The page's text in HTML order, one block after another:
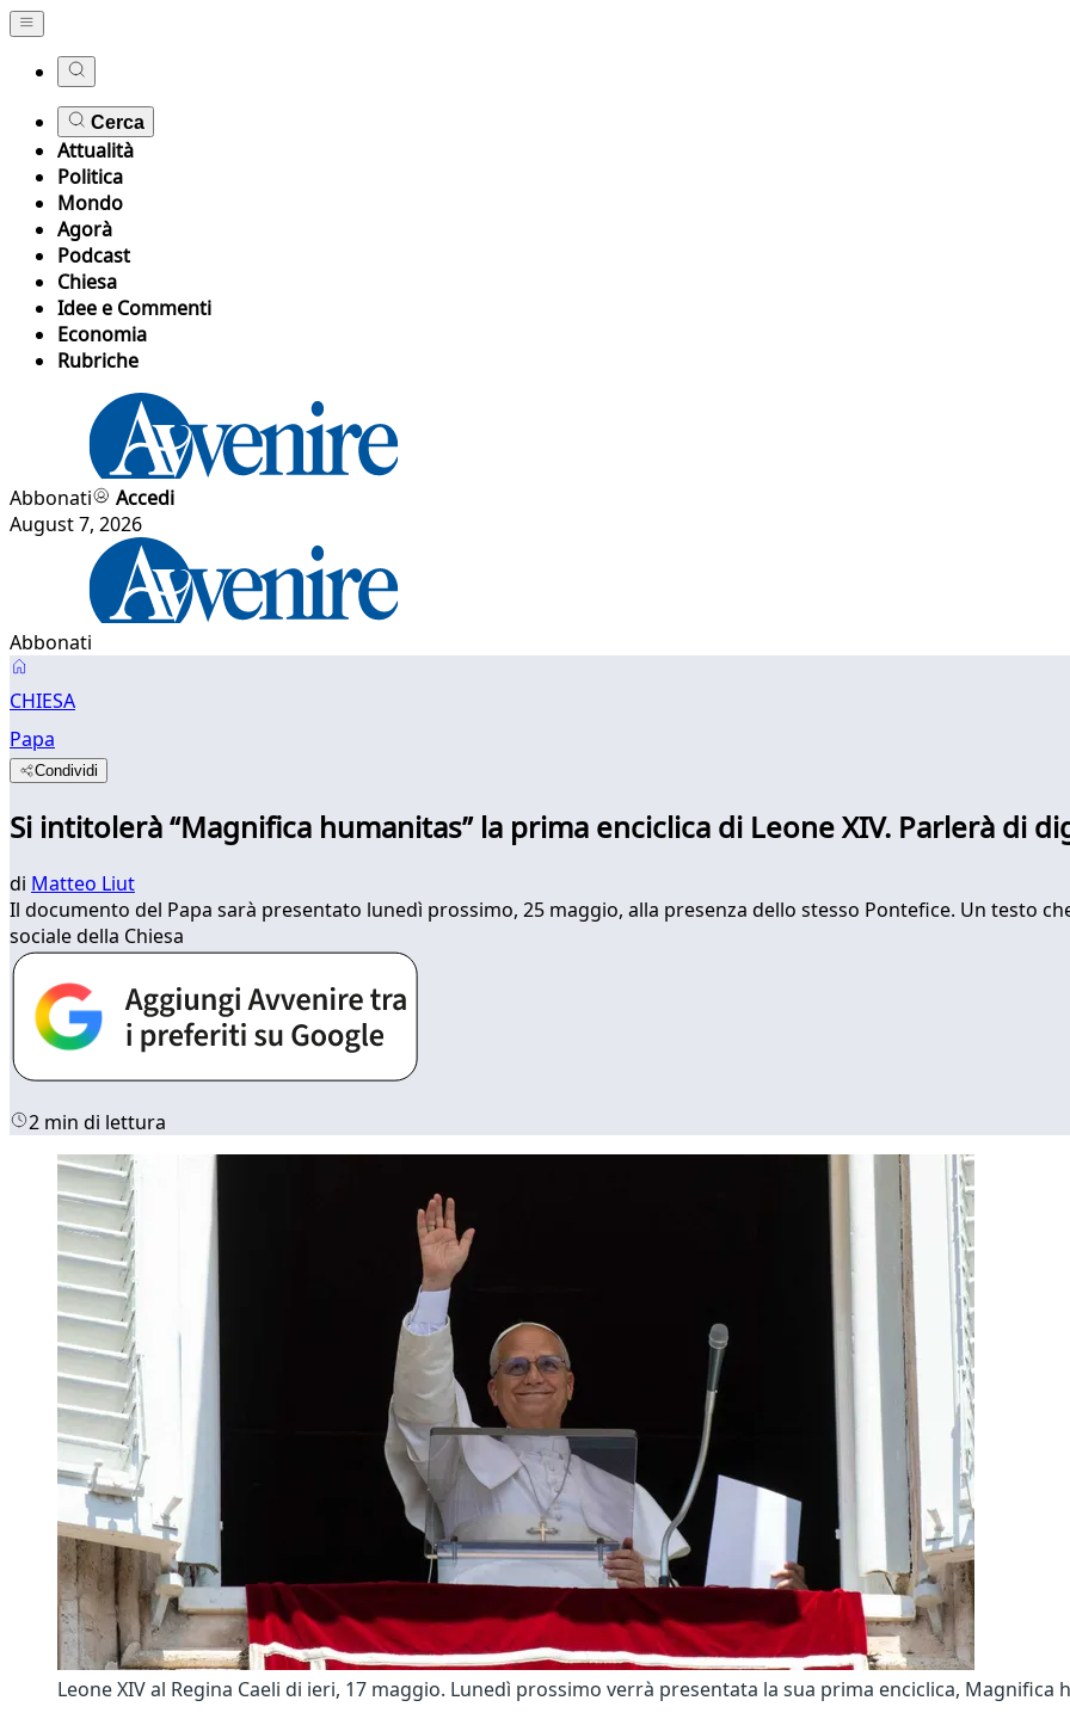
Cerca
Attualità
Politica
Mondo
Agorà
Podcast
Chiesa
Idee e Commenti
Economia
Rubriche
Abbonati
Accedi
August 7, 2026
Abbonati
CHIESA
Papa
Condividi
Si intitolerà “Magnifica humanitas” la prima enciclica di Leone XIV. Parlerà di
di Matteo Liut
Il documento del Papa sarà presentato lunedì prossimo, 25 maggio, alla presenza dello stesso Pontefice. Un testo
sociale della Chiesa
2 min di lettura
Leone XIV al Regina Caeli di ieri, 17 maggio. Lunedì prossimo verrà presentata la sua prima enciclica, Magnifica